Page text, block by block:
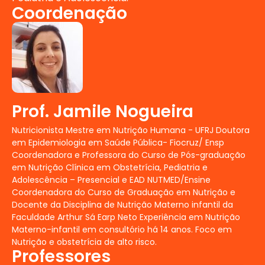
Crescimento Intrauterino Restrito;
Prematuridade; Desnutrição na
infância; Carências Nutricionais em
Pediatria e Adolescência;
Transtornos Alimentares.
Alergias, Intolerâncias
Alimentares e Doenças do Trato
Gastrointestinal:
Refluxo
gastroesofágico, Alergias e
Intolerâncias Alimentares, Doenças
do Trato Gastrointestinal.
Condições Clínicas e Nutricionais
em Pediatria e Adolescência:
Obesidade e Síndrome metabólica;
Diabetes Mellitus; Cuidado
Nutricional no Paciente Oncológico
Pediátrico, Fitoterapia na Gestação,
Lactação e Pediatria. Cuidado
nutricional em Síndrome de Down,
Coordenação
Prof. Jamile Nogueira
Nutricionista Mestre em Nutrição Humana - UFRJ Doutora
em Epidemiologia em Saúde Pública- Fiocruz/ Ensp
Coordenadora e Professora do Curso de Pós-graduação
em Nutrição Clínica em Obstetrícia, Pediatria e
Adolescência – Presencial e EAD NUTMED/Ensine
Coordenadora do Curso de Graduação em Nutrição e
Docente da Disciplina de Nutrição Materno infantil da
Faculdade Arthur Sá Earp Neto Experiência em Nutrição
Materno-infantil em consultório há 14 anos. Foco em
Nutrição e obstetrícia de alto risco.
Professores